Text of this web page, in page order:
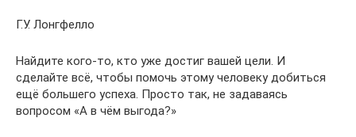
Г.У. Лонгфелло
Найдите кого-то, кто уже достиг вашей цели. И
сделайте всё, чтобы помочь этому человеку добиться
ещё большего успеха. Просто так, не задаваясь
вопросом «А в чём выгода?»